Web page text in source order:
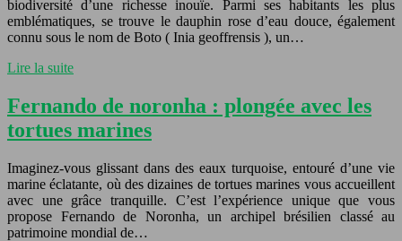
biodiversité d’une richesse inouïe. Parmi ses habitants les plus
emblématiques, se trouve le dauphin rose d’eau douce, également
connu sous le nom de Boto ( Inia geoffrensis ), un…
Lire la suite
Fernando de noronha : plongée avec les
tortues marines
Imaginez-vous glissant dans des eaux turquoise, entouré d’une vie
marine éclatante, où des dizaines de tortues marines vous accueillent
avec une grâce tranquille. C’est l’expérience unique que vous
propose Fernando de Noronha, un archipel brésilien classé au
patrimoine mondial de…